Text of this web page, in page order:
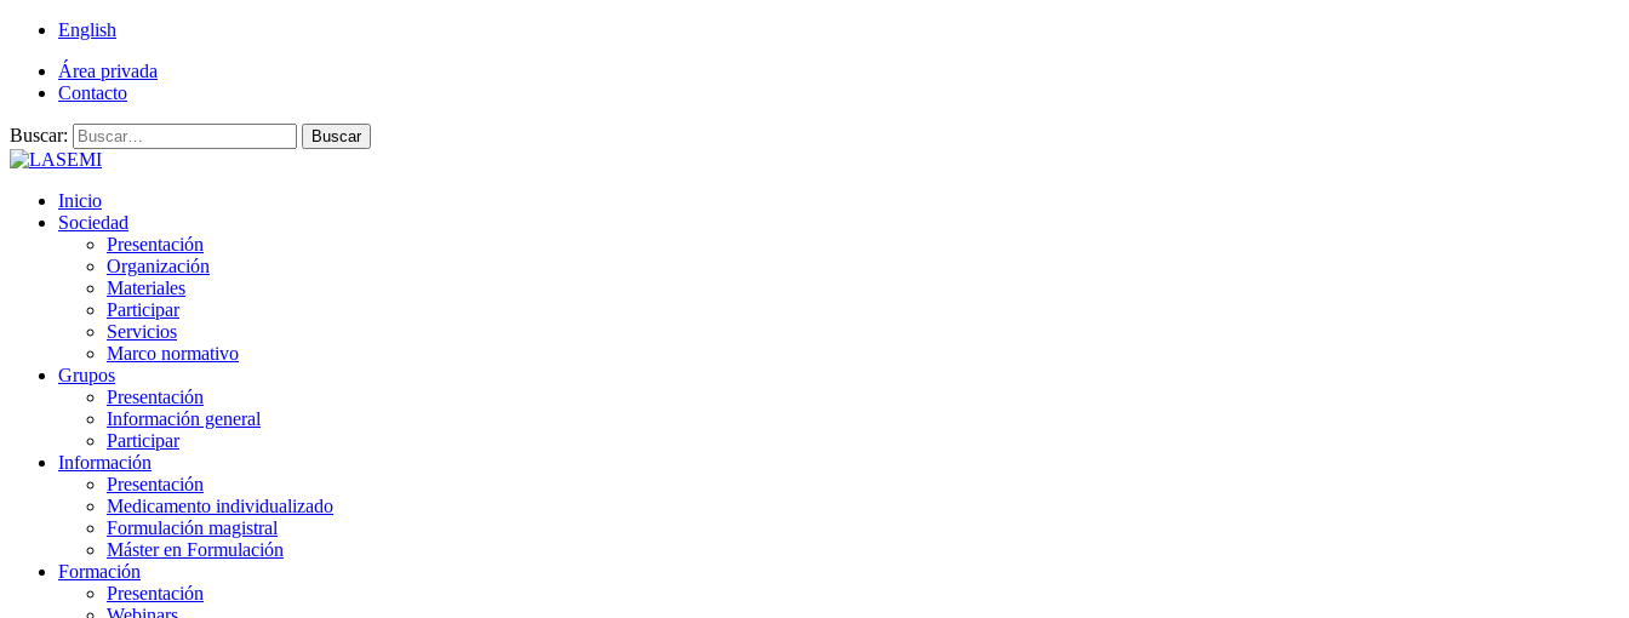
English
Área privada
Contacto
Buscar: Buscar
Inicio
Sociedad
Presentación
Organización
Materiales
Participar
Servicios
Marco normativo
Grupos
Presentación
Información general
Participar
Información
Presentación
Medicamento individualizado
Formulación magistral
Máster en Formulación
Formación
Presentación